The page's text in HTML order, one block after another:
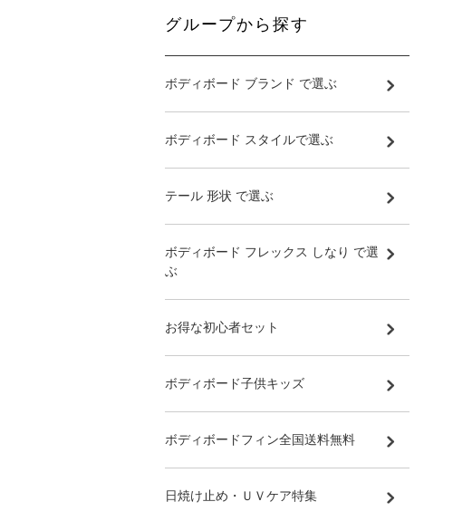
グループから探す
ボディボード ブランド で選ぶ
ボディボード スタイルで選ぶ
テール 形状 で選ぶ
ボディボード フレックス しなり で選
ぶ
お得な初心者セット
ボディボード子供キッズ
ボディボードフィン全国送料無料
日焼け止め・ＵＶケア特集